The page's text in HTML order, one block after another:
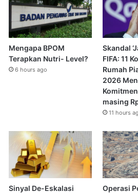
Mengapa BPOM
Terapkan Nutri- Level?
6 hours ago
Skandal
FIFA: 11
Rumah
2026
masing
11 hours
Sinyal De-Eskalasi
Operasi